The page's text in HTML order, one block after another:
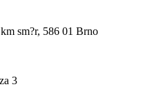
sm?r, 586 01 Brno
3